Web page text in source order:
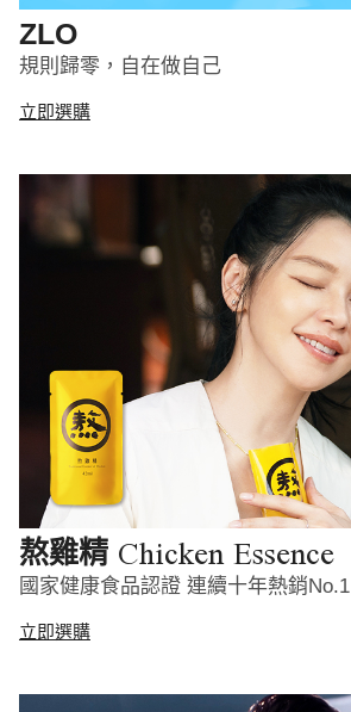
ZLO
規則歸零，自在做自己
立即選購
熬雞精 Chicken Essence
國家健康食品認證 連續十年熱銷No.1
立即選購